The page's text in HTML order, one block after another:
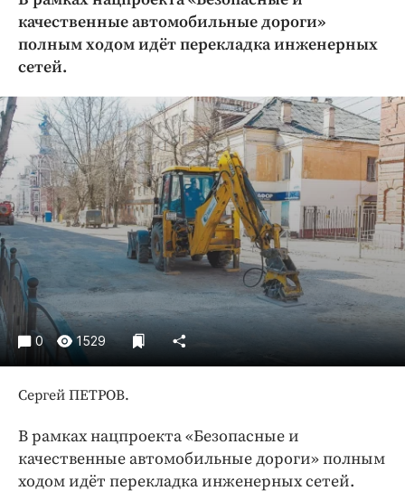
Криминал
Культура
Недвижимость и ЖКХ
Образование
Общество
Погода
Праздники
Происшествия
Спорт
Экономика и бизнес
ПРОЕКТЫ
Блоги
Издания
Клиника года
Бренд года
Работодатель года
качественные автомобильные дороги»
полным ходом идёт перекладка инженерных
сетей.
0 1529
Сергей ПЕТРОВ.
В рамках нацпроекта «Безопасные и
качественные автомобильные дороги» полным
ходом идёт перекладка инженерных сетей.